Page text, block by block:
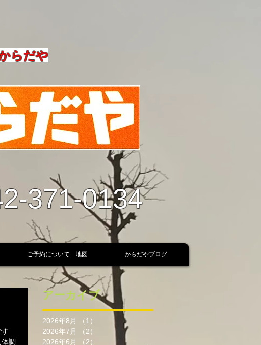
らだや
371-0134
ご予約について 地図 からだやブログ
調
アーカイブ
2026年8月 （1）
1件の記事
2026年7月
（2）
2件の記事
2026年6月
（2）
2件の記事